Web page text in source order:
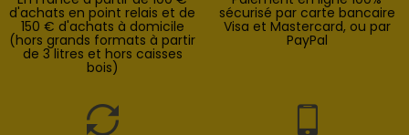
d'achats en point relais et de
150 € d'achats à domicile
(hors grands formats à partir
de 3 litres et hors caisses
bois)
sécurisé par carte bancaire
Visa et Mastercard, ou par
PayPal